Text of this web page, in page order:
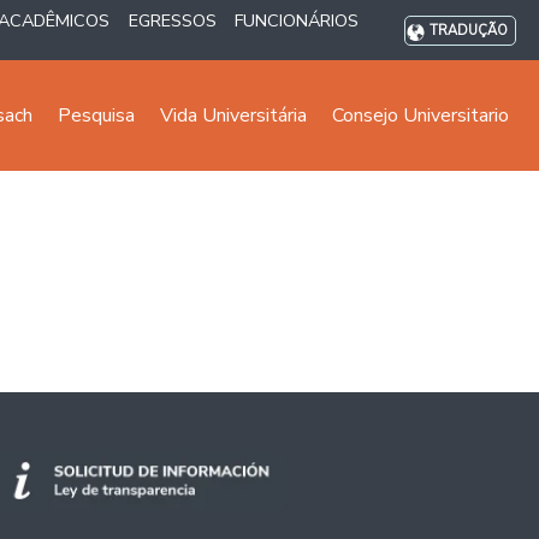
EGRESSOS FUNCIONÁRIOS TRADUÇÃO
Pesquisa Vida Universitária Consejo Universitario